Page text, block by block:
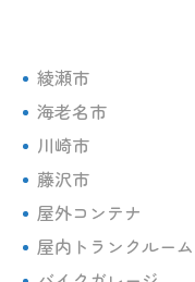
綾瀬市
海老名市
川崎市
藤沢市
屋外コンテナ
屋内トランクルーム